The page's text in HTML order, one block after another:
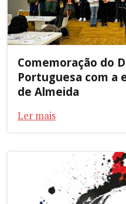
Comemoração do
Portuguesa com a
de Almeida
Ler mais